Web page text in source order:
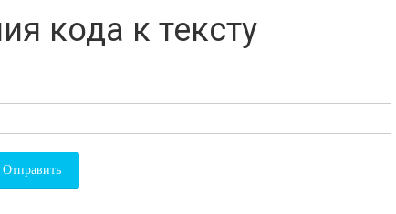
кода к тексту